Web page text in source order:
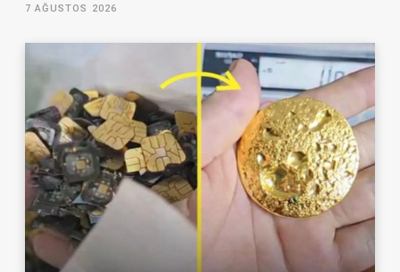
7 AĞUSTOS 2026